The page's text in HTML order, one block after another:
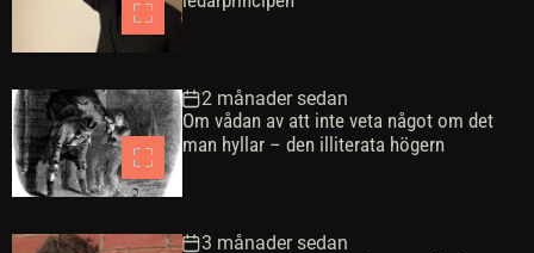
2 månader sedan
Om vådan av att inte veta något om det
man hyllar – den illiterata högern
3 månader sedan